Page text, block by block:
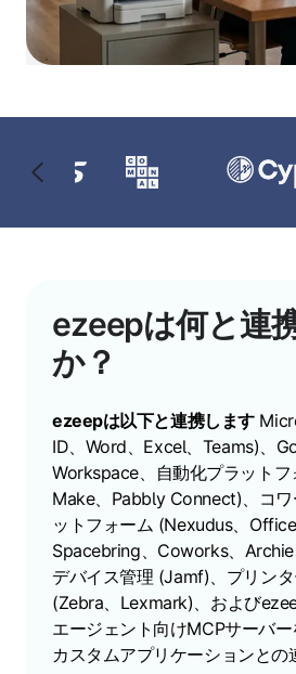
ezeepは何と連
か？
ezeepは以下と連携します
ID、Word、Excel、Teams)、
Workspace、自動化プラットフ
Make、Pabbly Connect)、コ
ットフォーム (Nexudus、
Spacebring、Coworks、Archie
デバイス管理 (Jamf)、プリン
(Zebra、Lexmark)、および
エージェント向けMCPサーバ
カスタムアプリケーションとの